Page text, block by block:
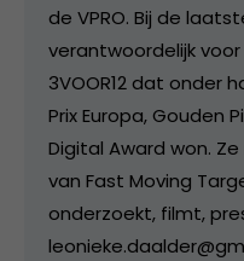
de VPRO. Bij de
verantwoordelijk
3VOOR12 dat onder
Prix Europa, Gouden
Digital Award won.
van Fast Moving
onderzoekt, filmt,